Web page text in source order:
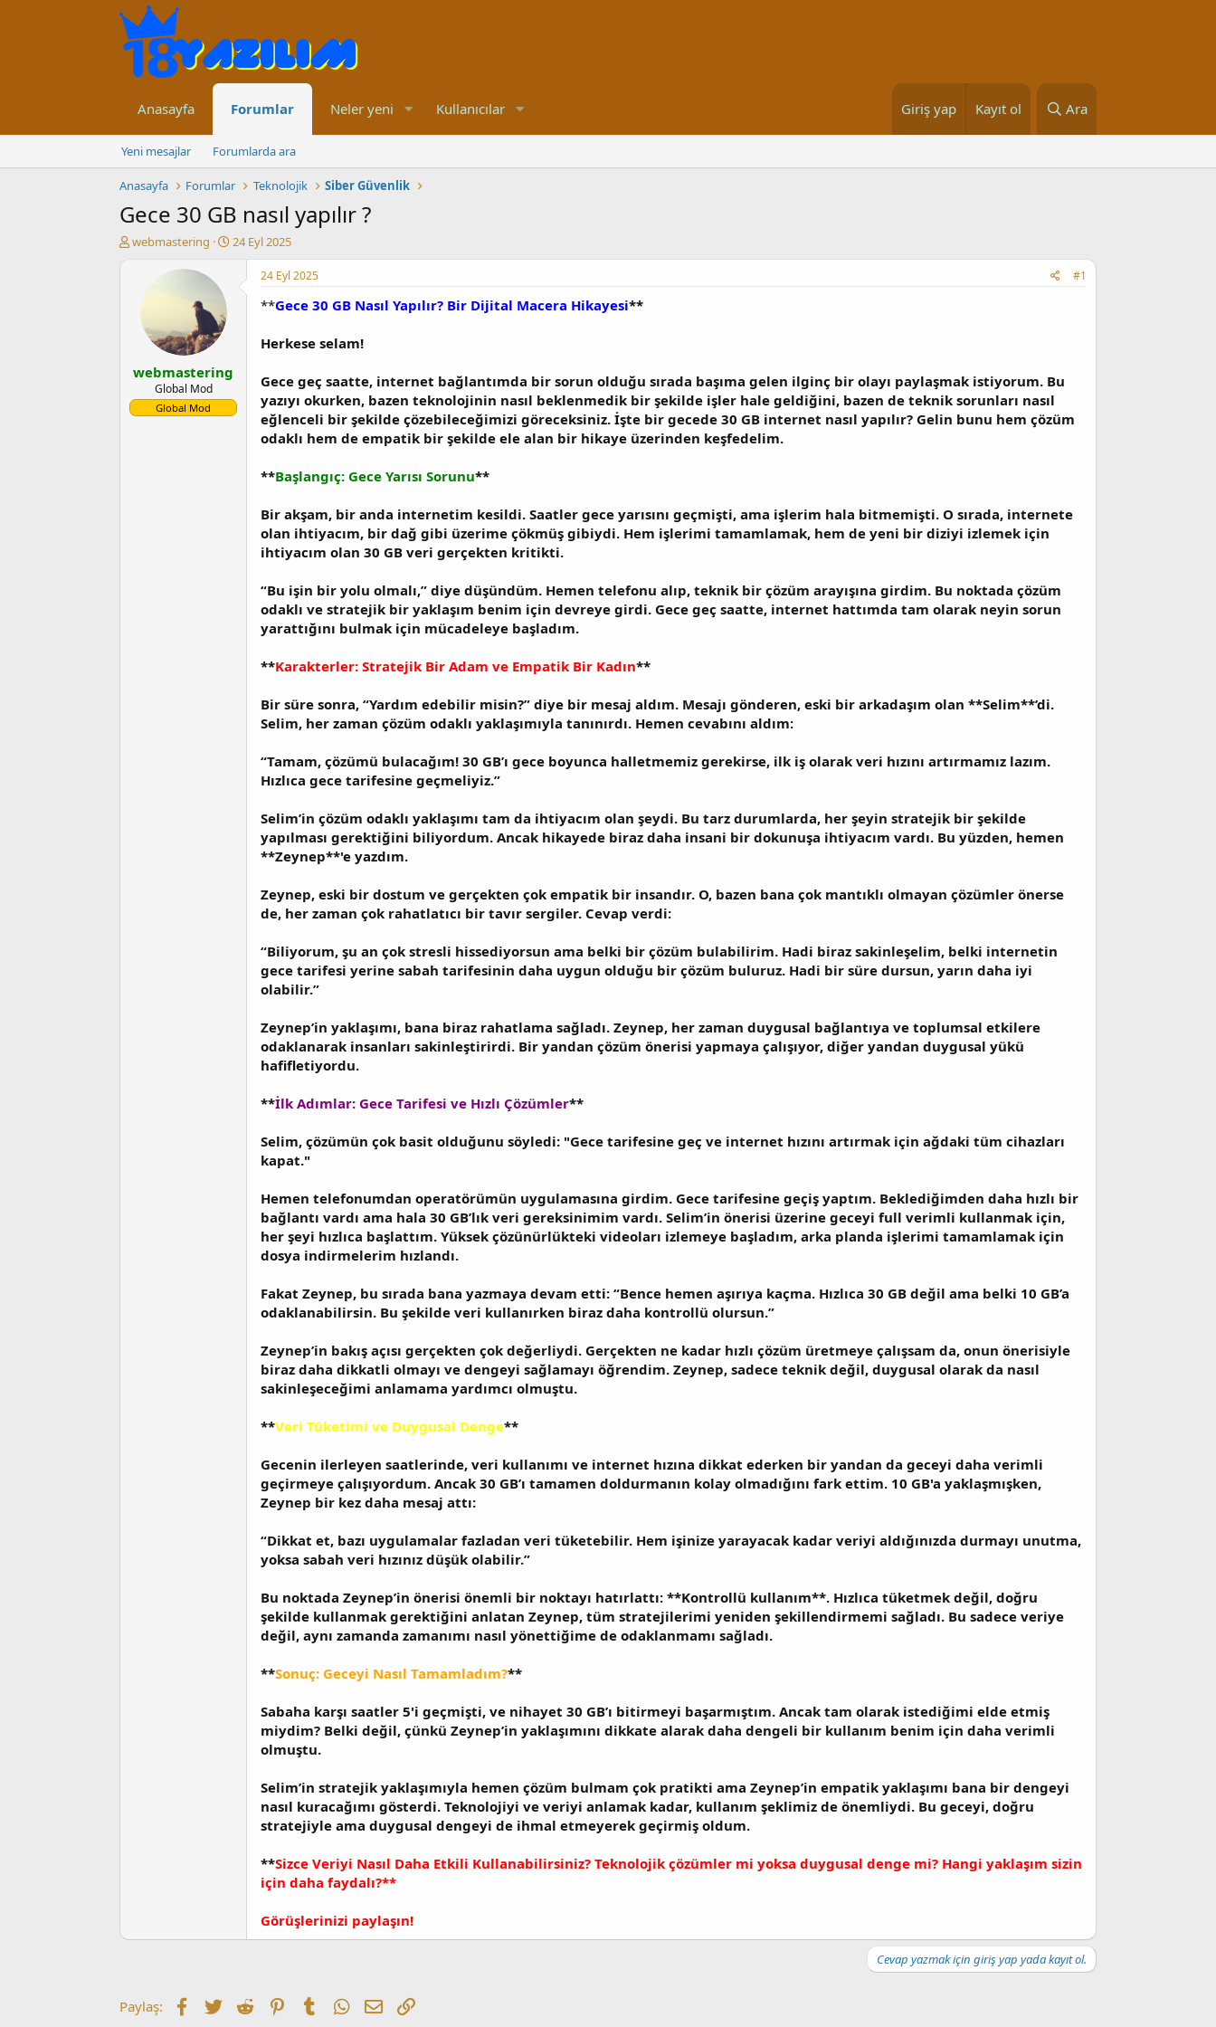
Anasayfa Forumlar Neler yeni Kullanıcılar Giriş yap Kayıt ol Ara
Yeni mesajlar Forumlarda ara
Anasayfa Forumlar Teknolojik Siber Güvenlik
Gece 30 GB nasıl yapılır ?
K
ş
a
t
webmastering
B
ç
a
r
24 Eyl 2025
webmastering
Global Mod
Global Mod
24 Eyl 2025 #1
**Gece 30 GB Nasıl Yapılır? Bir Dijital Macera Hikayesi**
Herkese selam!
Gece geç saatte, internet bağlantımda bir sorun olduğu sırada başıma gelen ilginç bir olayı paylaşmak istiyorum. Bu
yazıyı okurken, bazen teknolojinin nasıl beklenmedik bir şekilde işler hale geldiğini, bazen de teknik sorunları nasıl
eğlenceli bir şekilde çözebileceğimizi göreceksiniz. İşte bir gecede 30 GB internet nasıl yapılır? Gelin bunu hem çözüm
odaklı hem de empatik bir şekilde ele alan bir hikaye üzerinden keşfedelim.
**Başlangıç: Gece Yarısı Sorunu**
Bir akşam, bir anda internetim kesildi. Saatler gece yarısını geçmişti, ama işlerim hala bitmemişti. O sırada, internete
olan ihtiyacım, bir dağ gibi üzerime çökmüş gibiydi. Hem işlerimi tamamlamak, hem de yeni bir diziyi izlemek için
ihtiyacım olan 30 GB veri gerçekten kritikti.
“Bu işin bir yolu olmalı,” diye düşündüm. Hemen telefonu alıp, teknik bir çözüm arayışına girdim. Bu noktada çözüm
odaklı ve stratejik bir yaklaşım benim için devreye girdi. Gece geç saatte, internet hattımda tam olarak neyin sorun
yarattığını bulmak için mücadeleye başladım.
**Karakterler: Stratejik Bir Adam ve Empatik Bir Kadın**
Bir süre sonra, “Yardım edebilir misin?” diye bir mesaj aldım. Mesajı gönderen, eski bir arkadaşım olan **Selim**’di.
Selim, her zaman çözüm odaklı yaklaşımıyla tanınırdı. Hemen cevabını aldım:
“Tamam, çözümü bulacağım! 30 GB’ı gece boyunca halletmemiz gerekirse, ilk iş olarak veri hızını artırmamız lazım.
Hızlıca gece tarifesine geçmeliyiz.”
Selim’in çözüm odaklı yaklaşımı tam da ihtiyacım olan şeydi. Bu tarz durumlarda, her şeyin stratejik bir şekilde
yapılması gerektiğini biliyordum. Ancak hikayede biraz daha insani bir dokunuşa ihtiyacım vardı. Bu yüzden, hemen
**Zeynep**'e yazdım.
Zeynep, eski bir dostum ve gerçekten çok empatik bir insandır. O, bazen bana çok mantıklı olmayan çözümler önerse
de, her zaman çok rahatlatıcı bir tavır sergiler. Cevap verdi:
“Biliyorum, şu an çok stresli hissediyorsun ama belki bir çözüm bulabilirim. Hadi biraz sakinleşelim, belki internetin
gece tarifesi yerine sabah tarifesinin daha uygun olduğu bir çözüm buluruz. Hadi bir süre dursun, yarın daha iyi
olabilir.”
Zeynep’in yaklaşımı, bana biraz rahatlama sağladı. Zeynep, her zaman duygusal bağlantıya ve toplumsal etkilere
odaklanarak insanları sakinleştirirdi. Bir yandan çözüm önerisi yapmaya çalışıyor, diğer yandan duygusal yükü
hafifletiyordu.
**İlk Adımlar: Gece Tarifesi ve Hızlı Çözümler**
Selim, çözümün çok basit olduğunu söyledi: "Gece tarifesine geç ve internet hızını artırmak için ağdaki tüm cihazları
kapat."
Hemen telefonumdan operatörümün uygulamasına girdim. Gece tarifesine geçiş yaptım. Beklediğimden daha hızlı bir
bağlantı vardı ama hala 30 GB’lık veri gereksinimim vardı. Selim’in önerisi üzerine geceyi full verimli kullanmak için,
her şeyi hızlıca başlattım. Yüksek çözünürlükteki videoları izlemeye başladım, arka planda işlerimi tamamlamak için
dosya indirmelerim hızlandı.
Fakat Zeynep, bu sırada bana yazmaya devam etti: “Bence hemen aşırıya kaçma. Hızlıca 30 GB değil ama belki 10 GB’a
odaklanabilirsin. Bu şekilde veri kullanırken biraz daha kontrollü olursun.”
Zeynep’in bakış açısı gerçekten çok değerliydi. Gerçekten ne kadar hızlı çözüm üretmeye çalışsam da, onun önerisiyle
biraz daha dikkatli olmayı ve dengeyi sağlamayı öğrendim. Zeynep, sadece teknik değil, duygusal olarak da nasıl
sakinleşeceğimi anlamama yardımcı olmuştu.
**Veri Tüketimi ve Duygusal Denge**
Gecenin ilerleyen saatlerinde, veri kullanımı ve internet hızına dikkat ederken bir yandan da geceyi daha verimli
geçirmeye çalışıyordum. Ancak 30 GB’ı tamamen doldurmanın kolay olmadığını fark ettim. 10 GB'a yaklaşmışken,
Zeynep bir kez daha mesaj attı:
“Dikkat et, bazı uygulamalar fazladan veri tüketebilir. Hem işinize yarayacak kadar veriyi aldığınızda durmayı unutma,
yoksa sabah veri hızınız düşük olabilir.”
Bu noktada Zeynep’in önerisi önemli bir noktayı hatırlattı: **Kontrollü kullanım**. Hızlıca tüketmek değil, doğru
şekilde kullanmak gerektiğini anlatan Zeynep, tüm stratejilerimi yeniden şekillendirmemi sağladı. Bu sadece veriye
değil, aynı zamanda zamanımı nasıl yönettiğime de odaklanmamı sağladı.
**Sonuç: Geceyi Nasıl Tamamladım?**
Sabaha karşı saatler 5'i geçmişti, ve nihayet 30 GB’ı bitirmeyi başarmıştım. Ancak tam olarak istediğimi elde etmiş
miydim? Belki değil, çünkü Zeynep’in yaklaşımını dikkate alarak daha dengeli bir kullanım benim için daha verimli
olmuştu.
Selim’in stratejik yaklaşımıyla hemen çözüm bulmam çok pratikti ama Zeynep’in empatik yaklaşımı bana bir dengeyi
nasıl kuracağımı gösterdi. Teknolojiyi ve veriyi anlamak kadar, kullanım şeklimiz de önemliydi. Bu geceyi, doğru
stratejiyle ama duygusal dengeyi de ihmal etmeyerek geçirmiş oldum.
**Sizce Veriyi Nasıl Daha Etkili Kullanabilirsiniz? Teknolojik çözümler mi yoksa duygusal denge mi? Hangi yaklaşım sizin
için daha faydalı?**
Görüşlerinizi paylaşın!
Cevap yazmak için giriş yap yada kayıt ol.
Paylaş: Facebook
TwitterReddit PinterestTumblrWhatsApp
E-postaLink